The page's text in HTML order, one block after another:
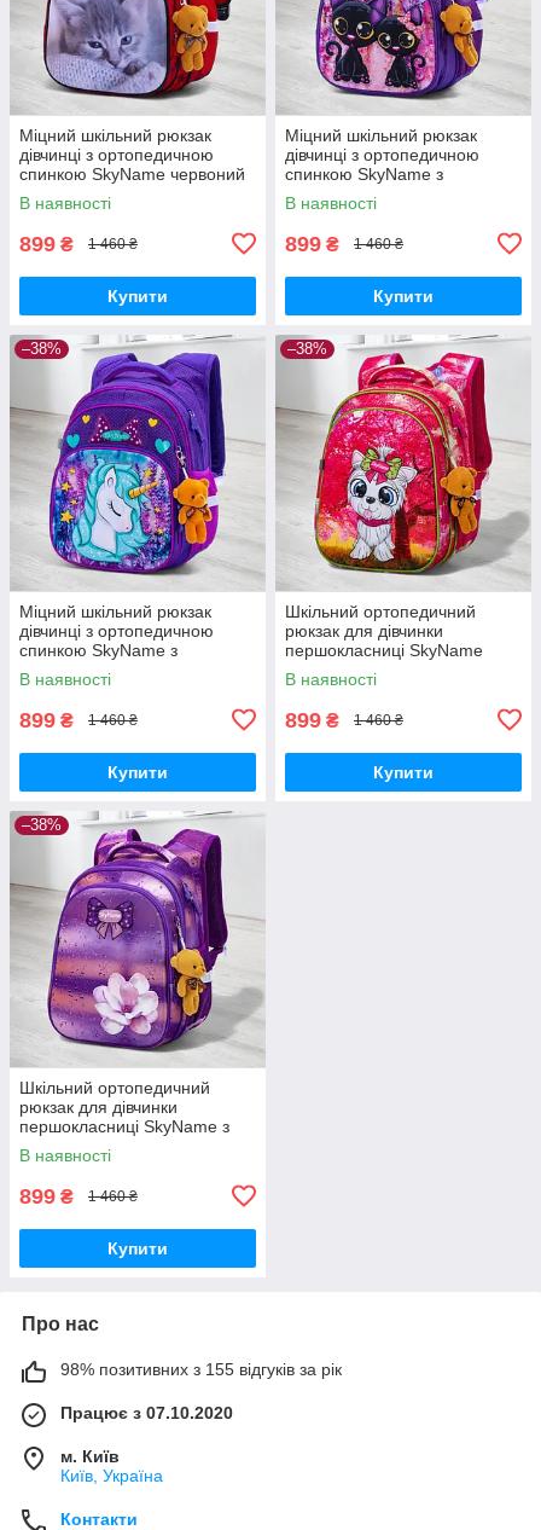
Міцний шкільний рюкзак
дівчинці з ортопедичною
спинкою SkyName червоний
"Котик"/ Водонепроникний
портфель для школи 1-4 клас
В наявності
899 ₴ 1 460 ₴
Купити
Міцний шкільний рюкзак
дівчинці з ортопедичною
спинкою SkyName з
котиками/ Водонепроникний
портфель для школи 1-4 клас
В наявності
899 ₴ 1 460 ₴
Купити
–38%
Міцний шкільний рюкзак
дівчинці з ортопедичною
спинкою SkyName з
конячкою/ Водонепроникний
портфель для школи 1-4 клас
В наявності
899 ₴ 1 460 ₴
Купити
–38%
Шкільний ортопедичний
рюкзак для дівчинки
першокласниці SkyName
рожевий з собачкою/
Водонепроникний портфель
В наявності
899 ₴ 1 460 ₴
Купити
–38%
Шкільний ортопедичний
рюкзак для дівчинки
першокласниці SkyName з
квіткою/ Маленький
водонепроникний портфель
В наявності
899 ₴ 1 460 ₴
Купити
Про нас
98% позитивних з 155 відгуків за рік
Працює з 07.10.2020
м. Київ
Київ, Україна
Контакти